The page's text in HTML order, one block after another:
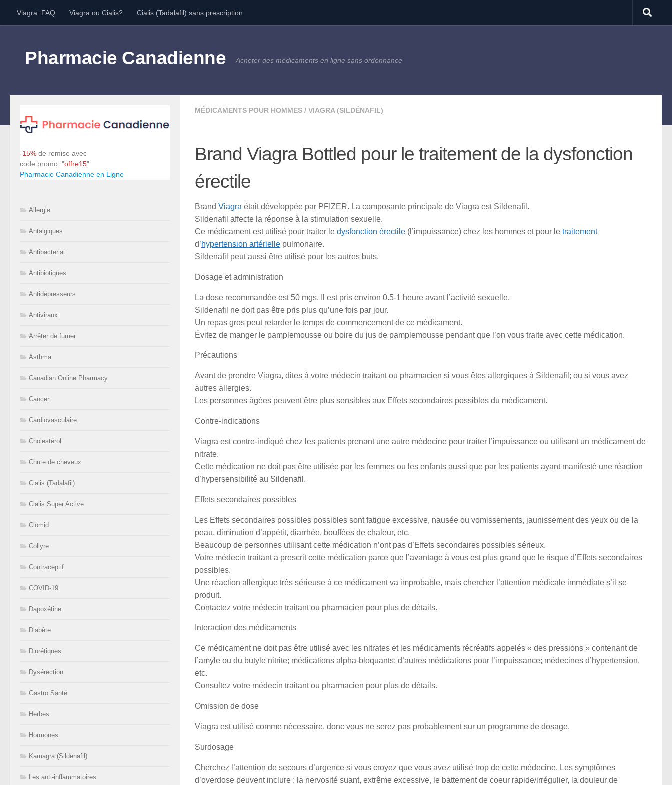
Skip to content
Viagra: FAQ Viagra ou Cialis? Cialis (Tadalafil) sans prescription
Pharmacie Canadienne Acheter des médicaments en ligne sans ordonnance
MÉDICAMENTS POUR HOMMES / VIAGRA (SILDÉNAFIL)
Brand Viagra Bottled pour le traitement de la dysfonction
érectile
Brand Viagra était développée par PFIZER. La composante principale de Viagra est Sildenafil.
Sildenafil affecte la réponse à la stimulation sexuelle.
Ce médicament est utilisé pour traiter le dysfonction érectile (l’impuissance) chez les hommes et pour le traitement
d’hypertension artérielle pulmonaire.
Sildenafil peut aussi être utilisé pour les autres buts.
Dosage et administration
La dose recommandée est 50 mgs. Il est pris environ 0.5-1 heure avant l’activité sexuelle.
Sildenafil ne doit pas être pris plus qu’une fois par jour.
Un repas gros peut retarder le temps de commencement de ce médicament.
Évitez de manger le pamplemousse ou boire du jus de pamplemousse pendant que l’on vous traite avec cette médication.
Précautions
Avant de prendre Viagra, dites à votre médecin traitant ou pharmacien si vous êtes allergiques à Sildenafil; ou si vous avez
autres allergies.
Les personnes âgées peuvent être plus sensibles aux Effets secondaires possibles du médicament.
Contre-indications
Viagra est contre-indiqué chez les patients prenant une autre médecine pour traiter l’impuissance ou utilisant un médicament de
nitrate.
Cette médication ne doit pas être utilisée par les femmes ou les enfants aussi que par les patients ayant manifesté une réaction
d’hypersensibilité au Sildenafil.
Effets secondaires possibles
Les Effets secondaires possibles possibles sont fatigue excessive, nausée ou vomissements, jaunissement des yeux ou de la
peau, diminution d’appétit, diarrhée, bouffées de chaleur, etc.
Beaucoup de personnes utilisant cette médication n’ont pas d’Effets secondaires possibles sérieux.
Votre médecin traitant a prescrit cette médication parce que l’avantage à vous est plus grand que le risque d’Effets secondaires
possibles.
Une réaction allergique très sérieuse à ce médicament va improbable, mais chercher l’attention médicale immédiate s’il se
produit.
Contactez votre médecin traitant ou pharmacien pour plus de détails.
Interaction des médicaments
Ce médicament ne doit pas être utilisé avec les nitrates et les médicaments récréatifs appelés « des pressions » contenant de
l’amyle ou du butyle nitrite; médications alpha-bloquants; d’autres médications pour l’impuissance; médecines d’hypertension,
etc.
Consultez votre médecin traitant ou pharmacien pour plus de détails.
Omission de dose
Viagra est utilisé comme nécessaire, donc vous ne serez pas probablement sur un programme de dosage.
Surdosage
Cherchez l’attention de secours d’urgence si vous croyez que vous avez utilisé trop de cette médecine. Les symptômes
d’overdose peuvent inclure : la nervosité suant, extrême excessive, le battement de coeur rapide/irrégulier, la douleur de
-15% de remise avec
code promo: "offre15"
Pharmacie Canadienne en Ligne
Allergie
Antalgiques
Antibacterial
Antibiotiques
Antidépresseurs
Antiviraux
Arrêter de fumer
Asthma
Canadian Online Pharmacy
Cancer
Cardiovasculaire
Cholestérol
Chute de cheveux
Cialis (Tadalafil)
Cialis Super Active
Clomid
Collyre
Contraceptif
COVID-19
Dapoxétine
Diabète
Diurétiques
Dysérection
Gastro Santé
Herbes
Hormones
Kamagra (Sildenafil)
Les anti-inflammatoires